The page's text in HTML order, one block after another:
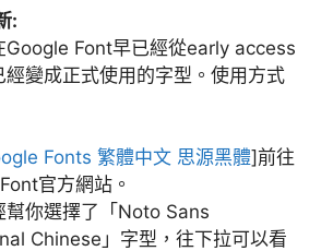
:
Google Font早已經從early access
經變成正式使用的字型。使用方式
Fonts 繁體中文 思源黑體]前往
官方網站。
幫你選擇了「Noto Sans
Chinese」字型，往下拉可以看